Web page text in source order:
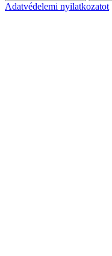
Adatvédelemi nyilatkozatot